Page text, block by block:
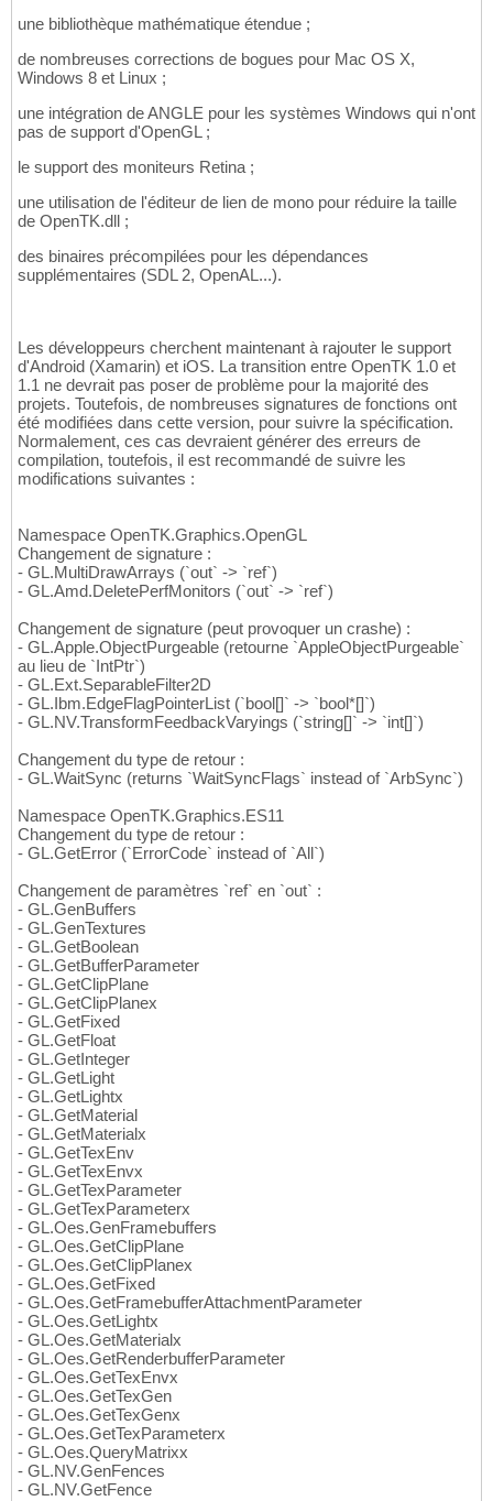
une bibliothèque mathématique étendue ;
de nombreuses corrections de bogues pour Mac OS X,
Windows 8 et Linux ;
une intégration de ANGLE pour les systèmes Windows qui n'ont
pas de support d'OpenGL ;
le support des moniteurs Retina ;
une utilisation de l'éditeur de lien de mono pour réduire la taille
de OpenTK.dll ;
des binaires précompilées pour les dépendances
supplémentaires (SDL 2, OpenAL...).
Les développeurs cherchent maintenant à rajouter le support
d'Android (Xamarin) et iOS. La transition entre OpenTK 1.0 et
1.1 ne devrait pas poser de problème pour la majorité des
projets. Toutefois, de nombreuses signatures de fonctions ont
été modifiées dans cette version, pour suivre la spécification.
Normalement, ces cas devraient générer des erreurs de
compilation, toutefois, il est recommandé de suivre les
modifications suivantes :
Namespace OpenTK.Graphics.OpenGL
Changement de signature :
- GL.MultiDrawArrays (`out` -> `ref`)
- GL.Amd.DeletePerfMonitors (`out` -> `ref`)
Changement de signature (peut provoquer un crashe) :
- GL.Apple.ObjectPurgeable (retourne `AppleObjectPurgeable`
au lieu de `IntPtr`)
- GL.Ext.SeparableFilter2D
- GL.Ibm.EdgeFlagPointerList (`bool[]` -> `bool*[]`)
- GL.NV.TransformFeedbackVaryings (`string[]` -> `int[]`)
Changement du type de retour :
- GL.WaitSync (returns `WaitSyncFlags` instead of `ArbSync`)
Namespace OpenTK.Graphics.ES11
Changement du type de retour :
- GL.GetError (`ErrorCode` instead of `All`)
Changement de paramètres `ref` en `out` :
- GL.GenBuffers
- GL.GenTextures
- GL.GetBoolean
- GL.GetBufferParameter
- GL.GetClipPlane
- GL.GetClipPlanex
- GL.GetFixed
- GL.GetFloat
- GL.GetInteger
- GL.GetLight
- GL.GetLightx
- GL.GetMaterial
- GL.GetMaterialx
- GL.GetTexEnv
- GL.GetTexEnvx
- GL.GetTexParameter
- GL.GetTexParameterx
- GL.Oes.GenFramebuffers
- GL.Oes.GetClipPlane
- GL.Oes.GetClipPlanex
- GL.Oes.GetFixed
- GL.Oes.GetFramebufferAttachmentParameter
- GL.Oes.GetLightx
- GL.Oes.GetMaterialx
- GL.Oes.GetRenderbufferParameter
- GL.Oes.GetTexEnvx
- GL.Oes.GetTexGen
- GL.Oes.GetTexGenx
- GL.Oes.GetTexParameterx
- GL.Oes.QueryMatrixx
- GL.NV.GenFences
- GL.NV.GetFence